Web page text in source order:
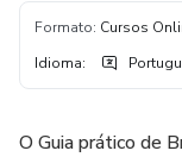
Formato: Cursos
Idioma:
O Guia prático de